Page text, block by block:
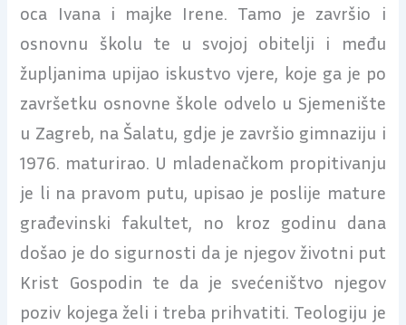
oca Ivana i majke Irene. Tamo je završio i
osnovnu školu te u svojoj obitelji i među
župljanima upijao iskustvo vjere, koje ga je po
završetku osnovne škole odvelo u Sjemenište
u Zagreb, na Šalatu, gdje je završio gimnaziju i
1976. maturirao. U mladenačkom propitivanju
je li na pravom putu, upisao je poslije mature
građevinski fakultet, no kroz godinu dana
došao je do sigurnosti da je njegov životni put
Krist Gospodin te da je svećeništvo njegov
poziv kojega želi i treba prihvatiti. Teologiju je